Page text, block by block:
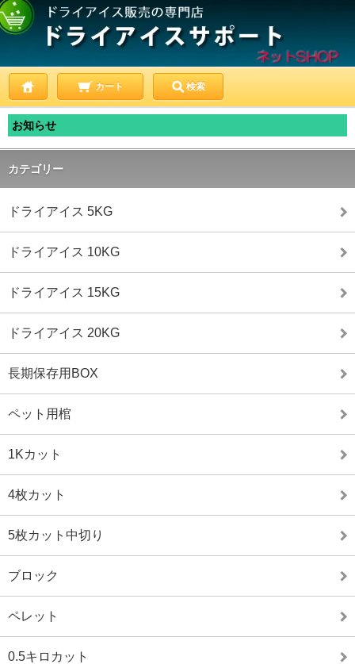
カート 検索
お知らせ
カテゴリー
ドライアイス 5KG
ドライアイス 10KG
ドライアイス 15KG
ドライアイス 20KG
長期保存用BOX
ペット用棺
1Kカット
4枚カット
5枚カット中切り
ブロック
ペレット
0.5キロカット